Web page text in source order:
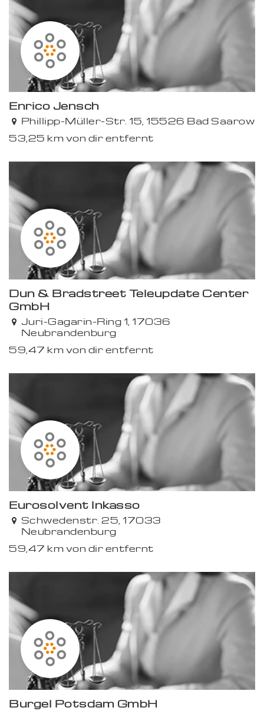
Enrico Jensch
Phillipp-Müller-Str. 15, 15526 Bad Saarow
53,25 km von dir entfernt
Dun & Bradstreet Teleupdate Center
GmbH
Juri-Gagarin-Ring 1, 17036
Neubrandenburg
59,47 km von dir entfernt
Eurosolvent Inkasso
Schwedenstr. 25, 17033
Neubrandenburg
59,47 km von dir entfernt
Bürgel Potsdam GmbH